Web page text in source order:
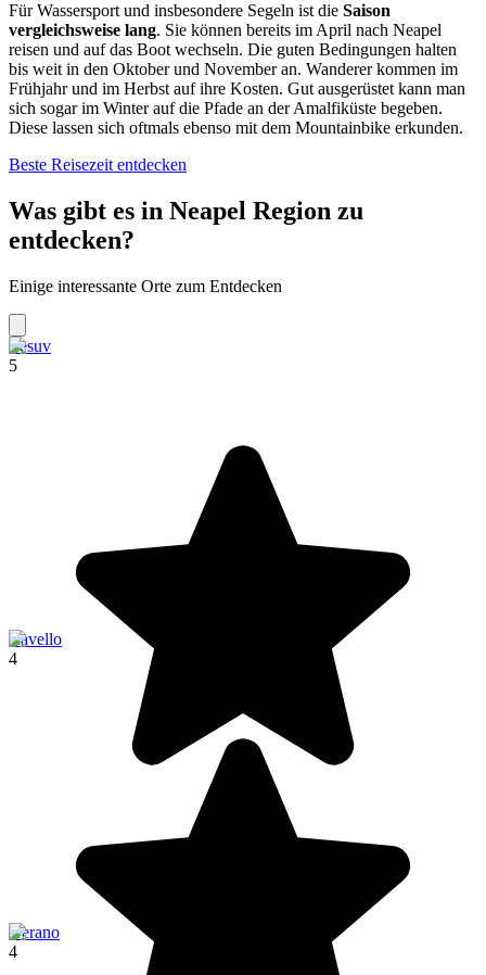
Für Wassersport und insbesondere Segeln ist die Saison
vergleichsweise lang. Sie können bereits im April nach Neapel
reisen und auf das Boot wechseln. Die guten Bedingungen halten
bis weit in den Oktober und November an. Wanderer kommen im
Frühjahr und im Herbst auf ihre Kosten. Gut ausgerüstet kann man
sich sogar im Winter auf die Pfade an der Amalfiküste begeben.
Diese lassen sich oftmals ebenso mit dem Mountainbike erkunden.
Beste Reisezeit entdecken
Was gibt es in Neapel Region zu
entdecken?
Einige interessante Orte zum Entdecken
Vesuv
5
Ravello
4
Nerano
4